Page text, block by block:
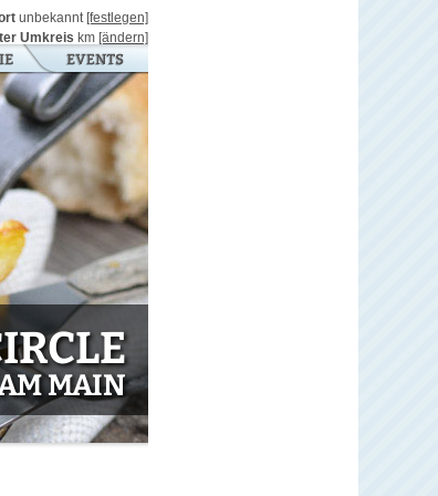
unbekannt [festlegen]
Umkreis km [ändern]
MAIN